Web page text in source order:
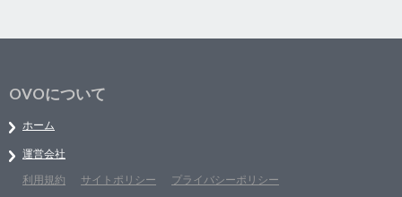
OVOについて
ホーム
運営会社
利用規約
サイトポリシー プライバシーポリシー